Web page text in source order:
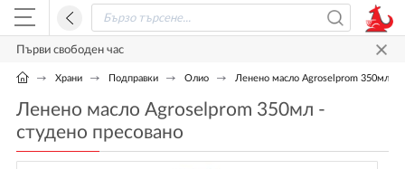
Първи свободен час
Храни Подправки Олио Ленено масло Agroselprom 350мл -
Ленено масло Agroselprom 350мл -
студено пресовано